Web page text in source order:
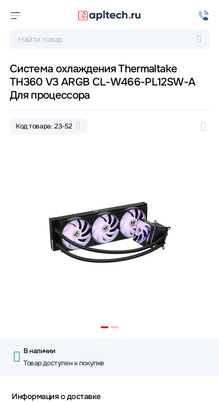
Система охлаждения Thermaltake
TH360 V3 ARGB CL-W466-PL12SW-A
Для процессора
Код товара: 23-52
В наличии
Товар доступен к покупке
Информация о доставке